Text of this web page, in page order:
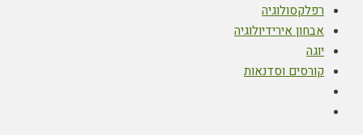
רפלקסולוגיה
אבחון אירידיולוגיה
יוגה
קורסים וסדנאות